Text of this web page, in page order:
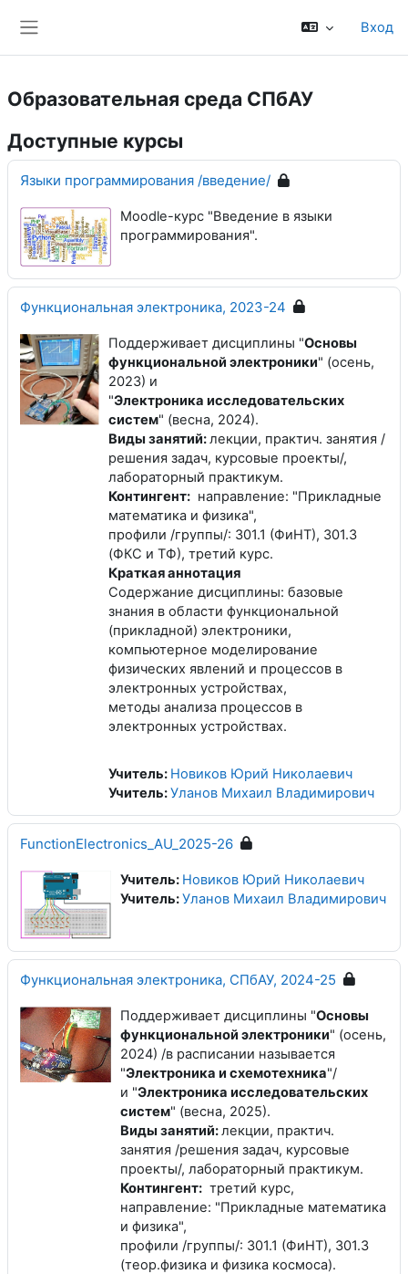
Вход
Образовательная среда СПбАУ
Доступные курсы
Языки программирования /введение/
Moodle-курс "Введение в языки
программирования".
Функциональная электроника, 2023-24
Поддерживает дисциплины "Основы
функциональной электроники" (осень,
2023) и
"Электроника исследовательских
систем" (весна, 2024).
Виды занятий:лекции, практич. занятия /
решения задач, курсовые проекты/,
лабораторный практикум.
Контингент: направление: "Прикладные
математика и физика",
профили /группы/: 301.1 (ФиНТ), 301.3
(ФКС и ТФ), третий курс.
Краткая аннотация
Содержание дисциплины: базовые
знания в области функциональной
(прикладной) электроники,
компьютерное моделирование
физических явлений и процессов в
электронных устройствах,
методы анализа процессов в
электронных устройствах.
Учитель: Новиков Юрий Николаевич
Учитель:Уланов Михаил Владимирович
FunctionElectronics_AU_2025-26
Учитель: Новиков Юрий Николаевич
Учитель:Уланов Михаил Владимирович
Функциональная электроника, СПбАУ, 2024-25
Поддерживает дисциплины "Основы
функциональной электроники" (осень,
2024) /в расписании называется
"Электроника и схемотехника"/
и "Электроника исследовательских
систем" (весна, 2025).
Виды занятий:лекции, практич.
занятия /решения задач, курсовые
проекты/, лабораторный практикум.
Контингент: третий курс,
направление: "Прикладные математика
и физика",
профили /группы/: 301.1 (ФиНТ), 301.3
(теор.физика и физика космоса).